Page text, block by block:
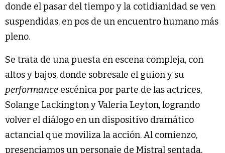
donde el pasar del tiempo y la cotidianidad se ven
suspendidas, en pos de un encuentro humano más
pleno.
Se trata de una puesta en escena compleja, con
altos y bajos, donde sobresale el guion y su
performance escénica por parte de las actrices,
Solange Lackington y Valeria Leyton, logrando
volver el diálogo en un dispositivo dramático
actancial que moviliza la acción. Al comienzo,
presenciamos un personaje de Mistral sentada,